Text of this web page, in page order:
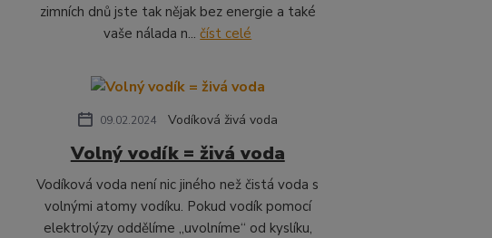
zimních dnů jste tak nějak bez energie a také
vaše nálada n...číst celé
09.02.2024 Vodíková živá voda
Volný vodík = živá voda
Vodíková voda není nic jiného než čistá voda s
volnými atomy vodíku. Pokud vodík pomocí
elektrolýzy oddělíme „uvolníme“ od kyslíku,